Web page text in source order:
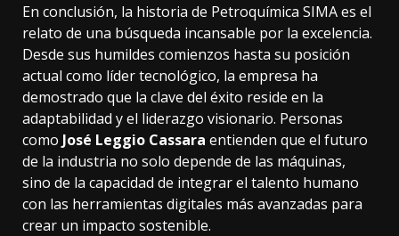
En conclusión, la historia de Petroquímica SIMA es el
relato de una búsqueda incansable por la excelencia.
Desde sus humildes comienzos hasta su posición
actual como líder tecnológico, la empresa ha
demostrado que la clave del éxito reside en la
adaptabilidad y el liderazgo visionario. Personas
como José Leggio Cassara entienden que el futuro
de la industria no solo depende de las máquinas,
sino de la capacidad de integrar el talento humano
con las herramientas digitales más avanzadas para
crear un impacto sostenible.